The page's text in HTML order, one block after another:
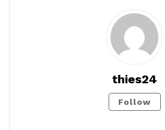
thies24
Follow